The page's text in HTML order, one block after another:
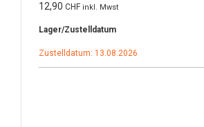
12,90 CHF inkl. Mwst
Lager/Zustelldatum
Zustelldatum: 13.08.2026